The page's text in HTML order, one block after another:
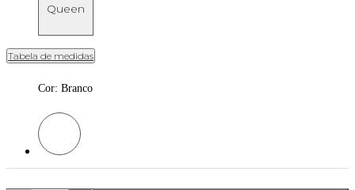
Queen
Tabela de medidas
Cor: Branco
Cor: Branco